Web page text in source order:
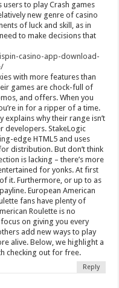
to play Crash games
new genre of casino
of luck and skill, as in
to make decisions that
casino-app-download-
with more features than
games are chock-full of
and offers. When you
in for a ripper of a time.
explains why their range isn’t
developers. StakeLogic
edge HTML5 and uses
distribution. But don’t think
is lacking – there’s more
for yonks. At first
it. Furthermore, or up to as
European American
fans have plenty of
Roulette is no
on giving you every
add new ways to play
alive. Below, we highlight a
checking out for free.
Reply